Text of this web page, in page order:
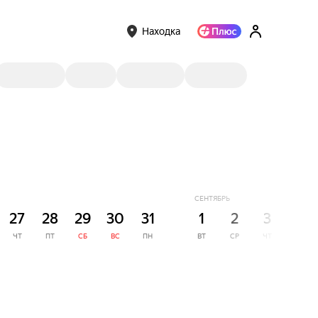
Находка
27
ЧТ
28
ПТ
29
СБ
30
ВС
31
ПН
СЕНТЯБРЬ
1
ВТ
2
СР
3